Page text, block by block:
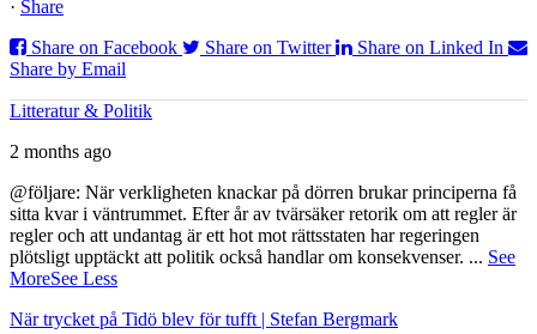
· Share
Share on Facebook
Share on Twitter
Share on Linked In
Share by Email
Litteratur & Politik
2 months ago
@följare: När verkligheten knackar på dörren brukar principerna få
sitta kvar i väntrummet. Efter år av tvärsäker retorik om att regler är
regler och att undantag är ett hot mot rättsstaten har regeringen
plötsligt upptäckt att politik också handlar om konsekvenser. ... See
MoreSee Less
När trycket på Tidö blev för tufft | Stefan Bergmark